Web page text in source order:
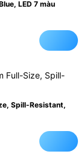
LED 7 màu
Spill-Resistant,